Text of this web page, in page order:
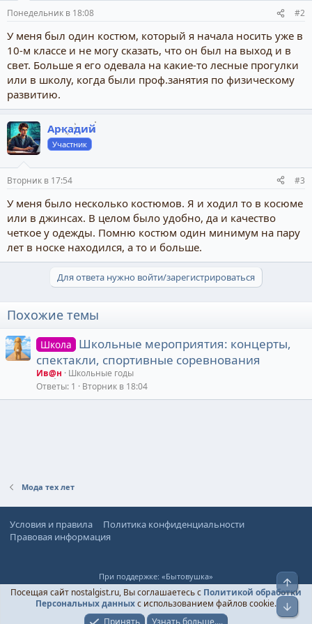
Понедельник в 18:08 #2
У меня был один костюм, который я начала носить уже в
10-м классе и не могу сказать, что он был на выход и в
свет. Больше я его одевала на какие-то лесные прогулки
или в школу, когда были проф.занятия по физическому
развитию.
Аркадий
Участник
Вторник в 17:54 #3
У меня было несколько костюмов. Я и ходил то в косюме
или в джинсах. В целом было удобно, да и качество
четкое у одежды. Помню костюм один минимум на пару
лет в носке находился, а то и больше.
Для ответа нужно войти/зарегистрироваться
Похожие темы
Школа
Школьные мероприятия: концерты,
спектакли, спортивные соревнования
Ив@н
Школьные годы
Ответы 1 Вторник в 18:04
Мода тех лет
Условия и правила
Политика конфиденциальности
Правовая информация
При поддержке: «Бытовушка»
© Ностальгист, 2024-2026
Посещая сайт nostalgist.ru, Вы соглашаетесь с Политикой обработки
Персональных данныхс использованием файлов cookie.
Принять
Узнать больше....
Верх